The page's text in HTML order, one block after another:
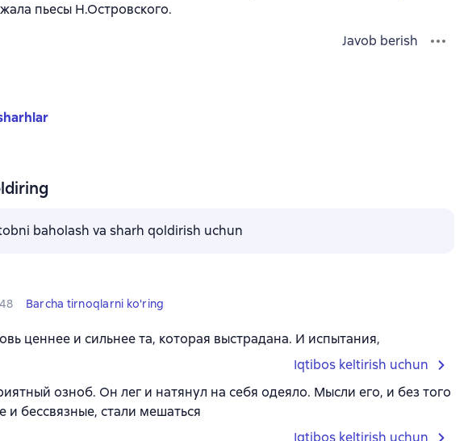
пьесы Н.Островского.
Javob berish
baholash va sharh qoldirish uchun
48 Barcha tirnoqlarni ko'ring
ценнее и сильнее та, которая выстрадана. И испытания,
Iqtibos keltirish uchun
озноб. Он лег и натянул на себя одеяло. Мысли его, и без того
и бессвязные, стали мешаться
Iqtibos keltirish uchun